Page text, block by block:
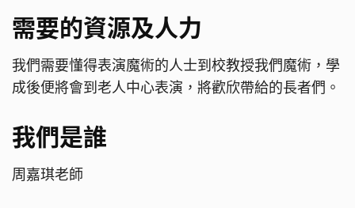
需要的資源及人力
我們需要懂得表演魔術的人士到校教授我們魔術，學
成後便將會到老人中心表演，將歡欣帶給的長者們。
我們是誰
周嘉琪老師